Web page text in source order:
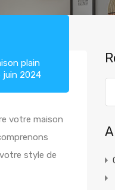
plain
juin 2024
votre maison
style de